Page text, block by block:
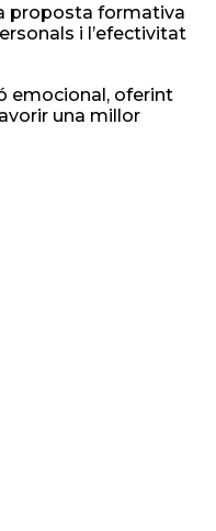
proposta formativa
i l’efectivitat
emocional, oferint
una millor